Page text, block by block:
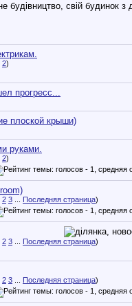
2)
прогресс...
плоской крыши)
руками.
2)
2 3 Последняя страница)
2 3 Последняя страница)
2 3 Последняя страница)